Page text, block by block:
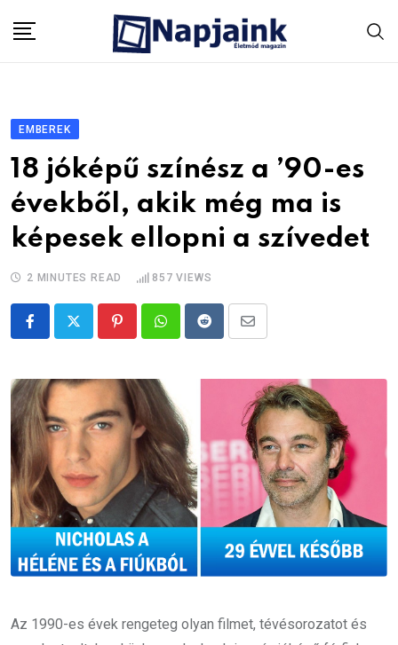
EMBEREK
18 jóképű színész a ’90-es
évekből, akik még ma is
képesek ellopni a szívedet
2 MINUTES READ 857 VIEWS
PinterestWhatsappRedditShare
Email
Az 1990-es évek rengeteg olyan filmet, tévésorozatot és